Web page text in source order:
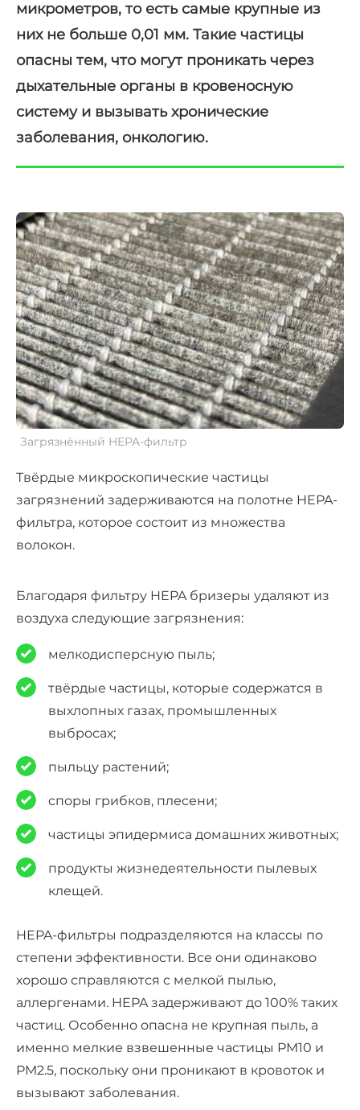
микрометров, то есть самые крупные из
них не больше 0,01 мм. Такие частицы
опасны тем, что могут проникать через
дыхательные органы в кровеносную
систему и вызывать хронические
заболевания, онкологию.
Загрязнённый HEPA-фильтр
Твёрдые микроскопические частицы
загрязнений задерживаются на полотне HEPA-
фильтра, которое состоит из множества
волокон.
Благодаря фильтру HEPA бризеры удаляют из
воздуха следующие загрязнения:
мелкодисперсную пыль;
твёрдые частицы, которые содержатся в
выхлопных газах, промышленных
выбросах;
пыльцу растений;
споры грибков, плесени;
частицы эпидермиса домашних животных;
продукты жизнедеятельности пылевых
клещей.
HEPA-фильтры подразделяются на классы по
степени эффективности. Все они одинаково
хорошо справляются c мелкой пылью,
аллергенами. HEPA задерживают до 100% таких
частиц. Особенно опасна не крупная пыль, а
именно мелкие взвешенные частицы PM10 и
PM2.5, поскольку они проникают в кровоток и
вызывают заболевания.